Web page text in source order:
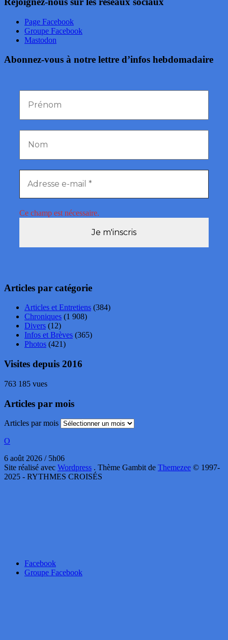
Page Facebook
Groupe Facebook
Mastodon
Abonnez-vous à notre lettre d’infos hebdomadaire
Ce champ est nécessaire.
Articles par catégorie
Articles et Entretiens (384)
Chroniques (1 908)
Divers (12)
Infos et Brèves (365)
Photos (421)
Visites depuis 2016
763 185 vues
Articles par mois
Articles par mois
O
6 août 2026 / 5h06
Site réalisé avec Wordpress . Thème Gambit de Themezee © 1997-
2025 - RYTHMES CROISÉS
Facebook
Groupe Facebook